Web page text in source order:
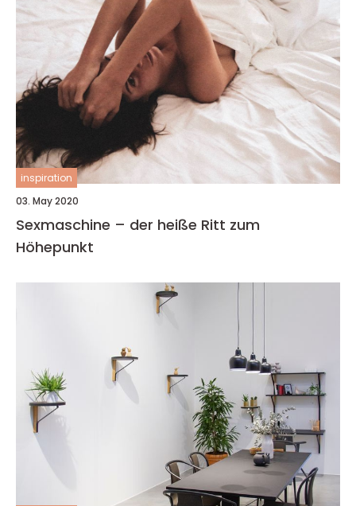
inspiration
03. May 2020
Sexmaschine – der heiße Ritt zum
Höhepunkt